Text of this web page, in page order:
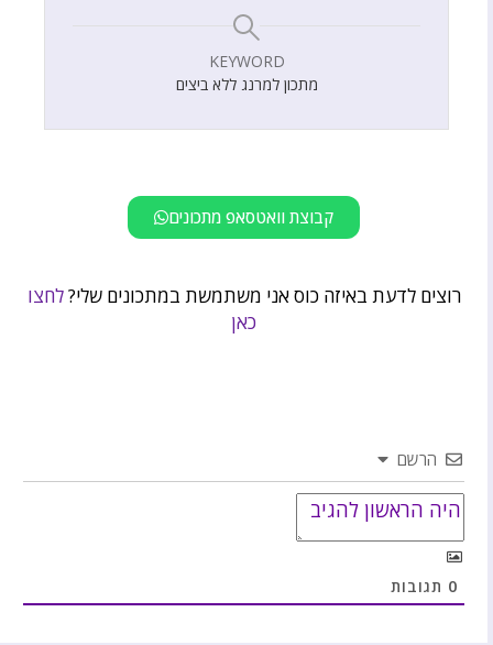
KEYWORD
מתכון למרנג ללא ביצים
קבוצת וואטסאפ מתכונים
רוצים לדעת באיזה כוס אני משתמשת במתכונים שלי?לחצו
כאן
הרשם
0 תגובות